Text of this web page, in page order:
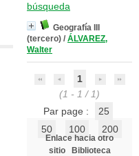
búsqueda
Geografía III
(tercero) / ÁLVAREZ,
Walter
1
(1 - 1 / 1)
Par page :
25
50
100 200
Enlace hacia otro
sitio
Biblioteca